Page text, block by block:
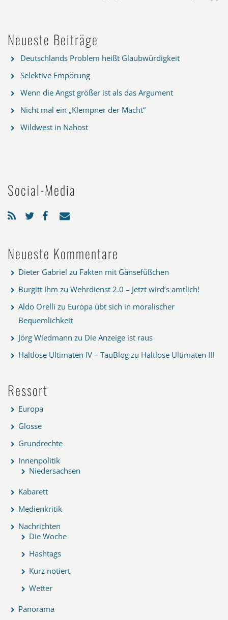
Neueste Beiträge
Deutschlands Problem heißt Glaubwürdigkeit
Selektive Empörung
Wenn die Angst größer ist als das Argument
Nicht mal ein „Klempner der Macht“
Wildwest in Nahost
Social-Media
Neueste Kommentare
Dieter Gabriel zu Fakten mit Gänsefüßchen
Burgitt Ihm zu Wehrdienst 2.0 – Jetzt wird’s amtlich!
Aldo Orelli zu Europa übt sich in moralischer
Bequemlichkeit
Jörg Wiedmann zu Die Anzeige ist raus
Haltlose Ultimaten IV – TauBlog zu Haltlose Ultimaten III
Ressort
Europa
Glosse
Grundrechte
Innenpolitik
Niedersachsen
Kabarett
Medienkritik
Nachrichten
Die Woche
Hashtags
Kurz notiert
Wetter
Panorama